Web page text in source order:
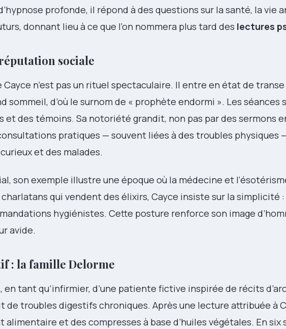
profonde, il répond à des questions sur la santé, la vie
donnant lieu à ce que l’on nommera plus tard des lectures
sociale
Cayce n’est pas un rituel spectaculaire. Il entre en état de
sommeil, d’où le surnom de « prophète endormi ». Les
et des témoins. Sa notoriété grandit, non pas par des sermons
pratiques — souvent liées à des troubles physiques
et des malades.
son exemple illustre une époque où la médecine et
qui vendent des élixirs, Cayce insiste sur la simplicité
hygiénistes. Cette posture renforce son image
avide.
: la famille Delorme
en tant qu’infirmier, d’une patiente fictive inspirée de récits
de troubles digestifs chroniques. Après une lecture attribuée à
alimentaire et des compresses à base d’huiles végétales. En six